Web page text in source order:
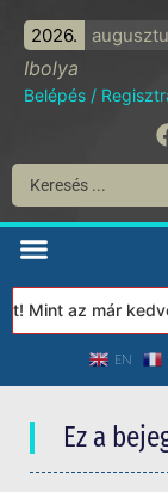
2026.
Ibolya
Belépés /
az már
EN
Ez a